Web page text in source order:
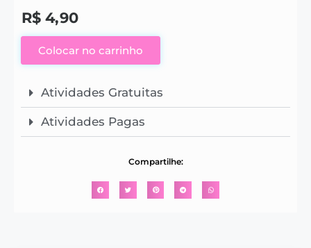
R$ 4,90
Colocar no carrinho
Atividades Gratuitas
Atividades Pagas
Compartilhe: